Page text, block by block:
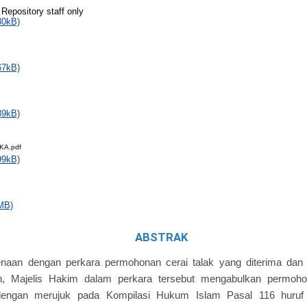
staff only
ABSTRAK
dengan perkara permohonan cerai talak yang diterima dan
Majelis Hakim dalam perkara tersebut mengabulkan
merujuk pada Kompilasi Hukum Islam Pasal 116 huruf